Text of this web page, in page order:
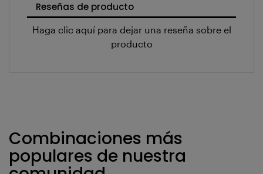
Reseñas de producto
Haga clic aquí para dejar una reseña sobre el
producto
Combinaciones más
populares de nuestra